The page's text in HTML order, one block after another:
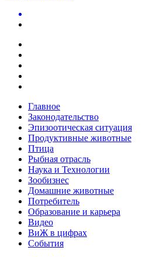
Главное
Законодательство
Эпизоотическая ситуация
Продуктивные животные
Птица
Рыбная отрасль
Наука и Технологии
Зообизнес
Домашние животные
Потребитель
Образование и карьера
Видео
ВиЖ в цифрах
События